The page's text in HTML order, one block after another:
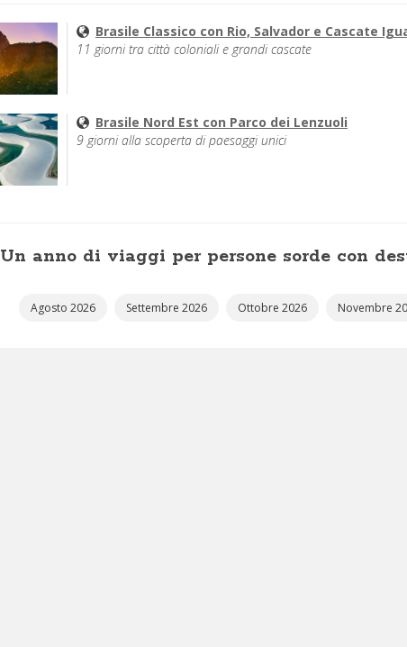
Brasile Classico con Rio, Salvador e Cascate
11 giorni tra città coloniali e grandi cascate
Brasile Nord Est con Parco dei Lenzuoli
9 giorni alla scoperta di paesaggi unici
Un anno di viaggi per persone sorde con
Agosto 2026 Settembre 2026 Ottobre 2026 Novembre